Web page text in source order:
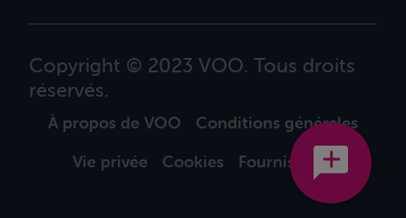
Copyright © 2023 VOO. Tous droits
réservés.
À propos de VOO
Conditions générales
Vie privée
Cookies Fournisseurs